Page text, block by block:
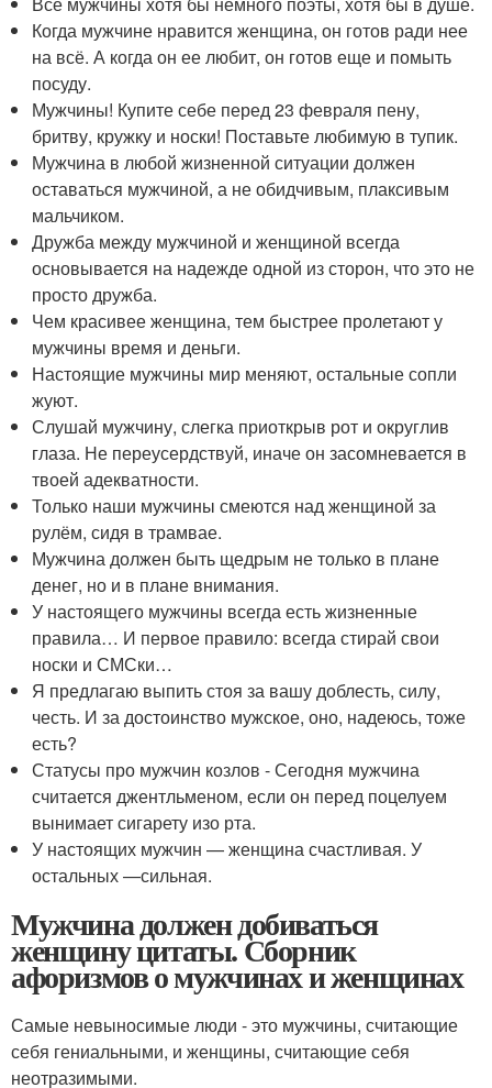
Когда мужчине нравится женщина, он готов ради нее
на всё. А когда он ее любит, он готов еще и помыть
посуду.
Мужчины! Купите себе перед 23 февраля пену,
бритву, кружку и носки! Поставьте любимую в тупик.
Мужчина в любой жизненной ситуации должен
оставаться мужчиной, а не обидчивым, плаксивым
мальчиком.
Дружба между мужчиной и женщиной всегда
основывается на надежде одной из сторон, что это не
просто дружба.
Чем красивее женщина, тем быстрее пролетают у
мужчины время и деньги.
Настоящие мужчины мир меняют, остальные сопли
жуют.
Слушай мужчину, слегка приоткрыв рот и округлив
глаза. Не переусердствуй, иначе он засомневается в
твоей адекватности.
Только наши мужчины смеются над женщиной за
рулём, сидя в трамвае.
Мужчина должен быть щедрым не только в плане
денег, но и в плане внимания.
У настоящего мужчины всегда есть жизненные
правила… И первое правило: всегда стирай свои
носки и СМСки…
Я предлагаю выпить стоя за вашу доблесть, силу,
честь. И за достоинство мужское, оно, надеюсь, тоже
есть?
Статусы про мужчин козлов - Сегодня мужчина
считается джентльменом, если он перед поцелуем
вынимает сигарету изо рта.
У настоящих мужчин — женщина счастливая. У
остальных —сильная.
Мужчина должен добиваться
женщину цитаты. Сборник
афоризмов о мужчинах и женщинах
Самые невыносимые люди - это мужчины, считающие
себя гениальными, и женщины, считающие себя
неотразимыми.